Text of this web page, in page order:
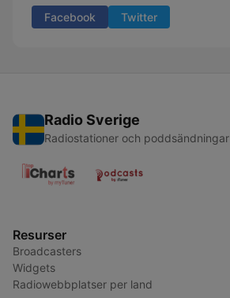
Facebook Twitter
Radio Sverige
Radiostationer och poddsändningar
Resurser
Broadcasters
Widgets
Radiowebbplatser per land